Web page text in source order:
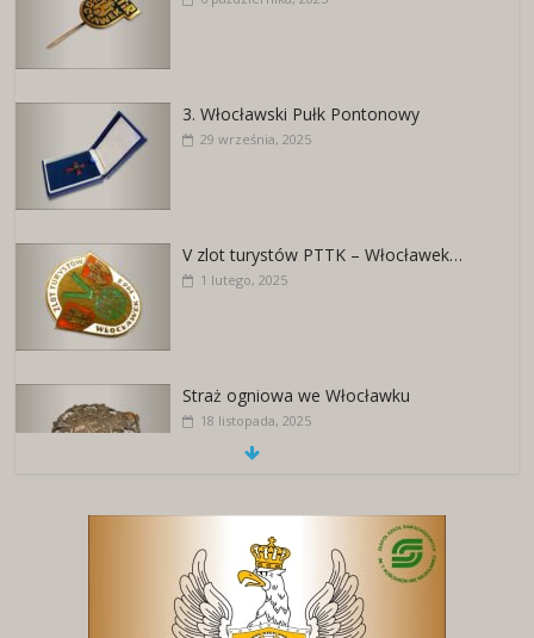
3. Włocławski Pułk Pontonowy
29 września, 2025
V zlot turystów PTTK – Włocławek…
1 lutego, 2025
Straż ogniowa we Włocławku
18 listopada, 2025